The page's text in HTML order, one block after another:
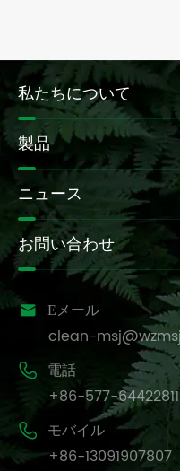
私たちについて
製品
ニュース
お問い合わせ
 Eメール
clean-
 電話
+86-577-64422811
 モバイル
+86-13091907807